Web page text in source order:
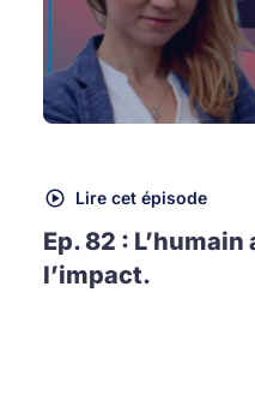
Lire cet épisode
Ep. 82 :
l’impact.